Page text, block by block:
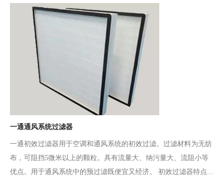
一通通风系统过滤器
一通初效过滤器用于空调和通风系统的初效过滤。过滤材料为无纺
布，可阻挡5微米以上的颗粒。具有流量大、纳污量大、流阻小等
优点。用于通风系统中的预过滤既便宜又经济。 初效过滤器特点...